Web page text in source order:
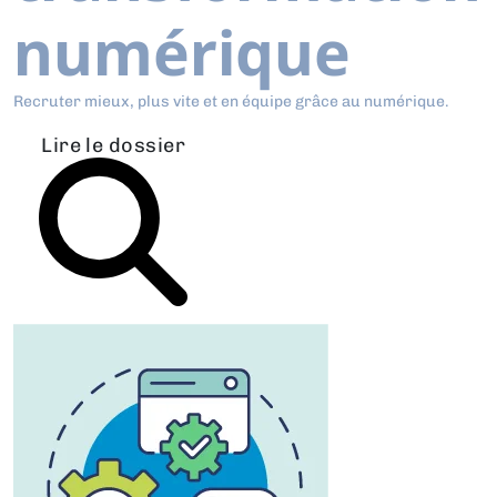
numérique
Recruter mieux, plus vite et en équipe grâce au numérique.
Lire le dossier